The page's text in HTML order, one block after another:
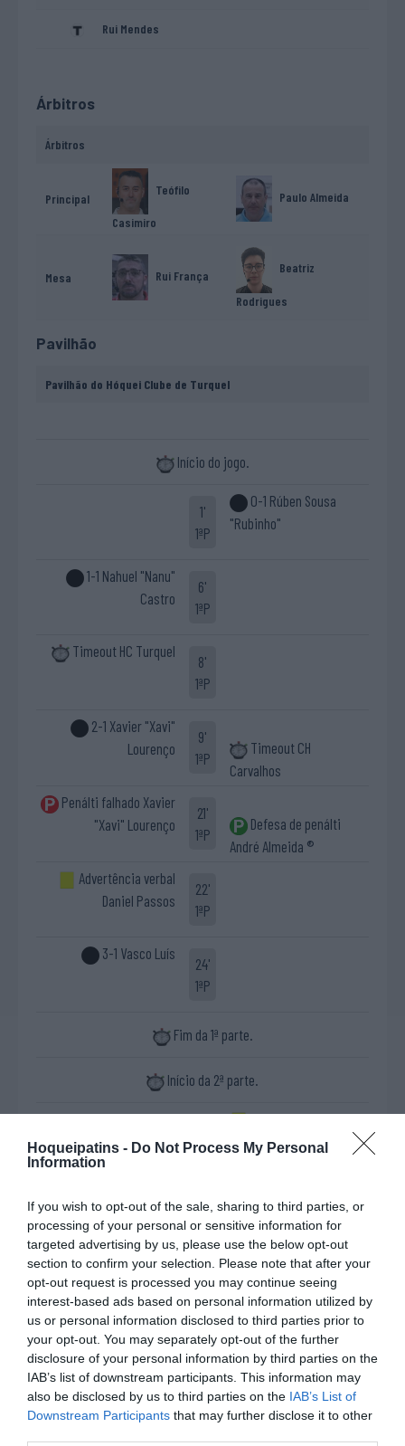
Hoqueipatins - Do Not Process My Personal
Information
If you wish to opt-out of the sale, sharing to third parties, or
processing of your personal or sensitive information for
targeted advertising by us, please use the below opt-out
section to confirm your selection. Please note that after your
opt-out request is processed you may continue seeing
interest-based ads based on personal information utilized by
us or personal information disclosed to third parties prior to
your opt-out. You may separately opt-out of the further
disclosure of your personal information by third parties on the
IAB’s list of downstream participants. This information may
also be disclosed by us to third parties on the IAB’s List of
Downstream Participants that may further disclose it to other
Rui Mendes
Árbitros
Árbitros
Principal
Teófilo
Casimiro
Paulo Almeida
Mesa Rui França
Beatriz
Rodrigues
Pavilhão
Pavilhão do Hóquei Clube de Turquel
Início do jogo.
1'
1ªP
0-1 Rúben Sousa
"Rubinho"
1-1 Nahuel "Nanu"
Castro
6'
1ªP
Timeout HC Turquel
8'
1ªP
2-1 Xavier "Xavi"
Lourenço
9'
1ªP
Timeout CH
Carvalhos
Penálti falhado Xavier
"Xavi" Lourenço
21'
1ªP
Defesa de penálti
André Almeida ®
Advertência verbal
Daniel Passos
22'
1ªP
3-1 Vasco Luís
24'
1ªP
Fim da 1ª parte.
Início da 2ª parte.
2ªP
Advertência verbal
André Almeida ®
3'
2ªP
5-1 Salvador André
4'
2ªP
Timeout CH
Carvalhos
Livre direto falhado
Salvador André
7'
2ªP
Cartão azul Tiago
Belchior
Defesa de livre direto